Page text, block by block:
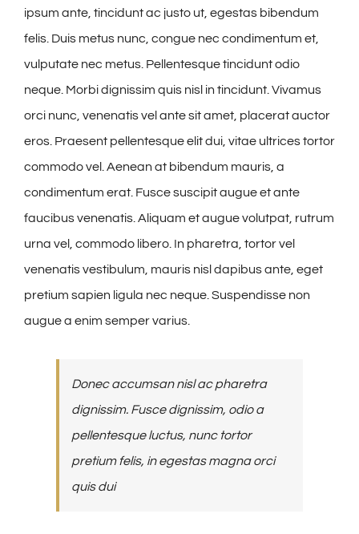
ipsum ante, tincidunt ac justo ut, egestas bibendum
felis. Duis metus nunc, congue nec condimentum et,
vulputate nec metus. Pellentesque tincidunt odio
neque. Morbi dignissim quis nisl in tincidunt. Vivamus
orci nunc, venenatis vel ante sit amet, placerat auctor
eros. Praesent pellentesque elit dui, vitae ultrices tortor
commodo vel. Aenean at bibendum mauris, a
condimentum erat. Fusce suscipit augue et ante
faucibus venenatis. Aliquam et augue volutpat, rutrum
urna vel, commodo libero. In pharetra, tortor vel
venenatis vestibulum, mauris nisl dapibus ante, eget
pretium sapien ligula nec neque. Suspendisse non
augue a enim semper varius.
Donec accumsan nisl ac pharetra
dignissim. Fusce dignissim, odio a
pellentesque luctus, nunc tortor
pretium felis, in egestas magna orci
quis dui